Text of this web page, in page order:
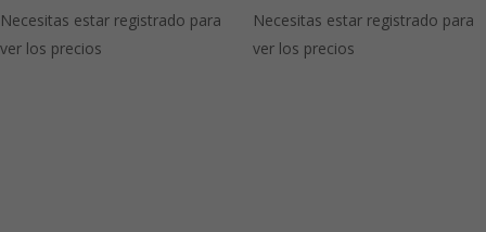
Necesitas estar registrado para
ver los precios
Necesitas estar registrado para
ver los precios